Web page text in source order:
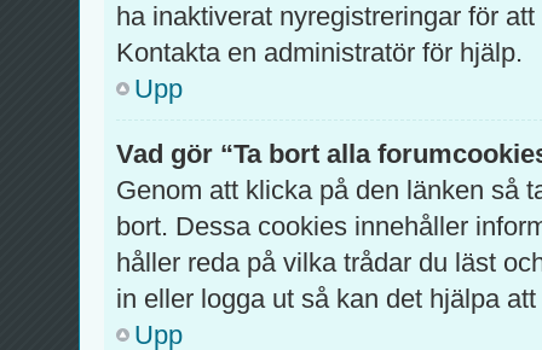
ha inaktiverat nyregistreringar för
Kontakta en administratör för hjälp.
Upp
Vad gör “Ta bort alla
Genom att klicka på den länken så
bort. Dessa cookies innehåller
håller reda på vilka trådar du läst
in eller logga ut så kan det hjälpa
Upp